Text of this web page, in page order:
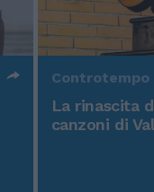
Controtempo
La rinascita
canzoni di